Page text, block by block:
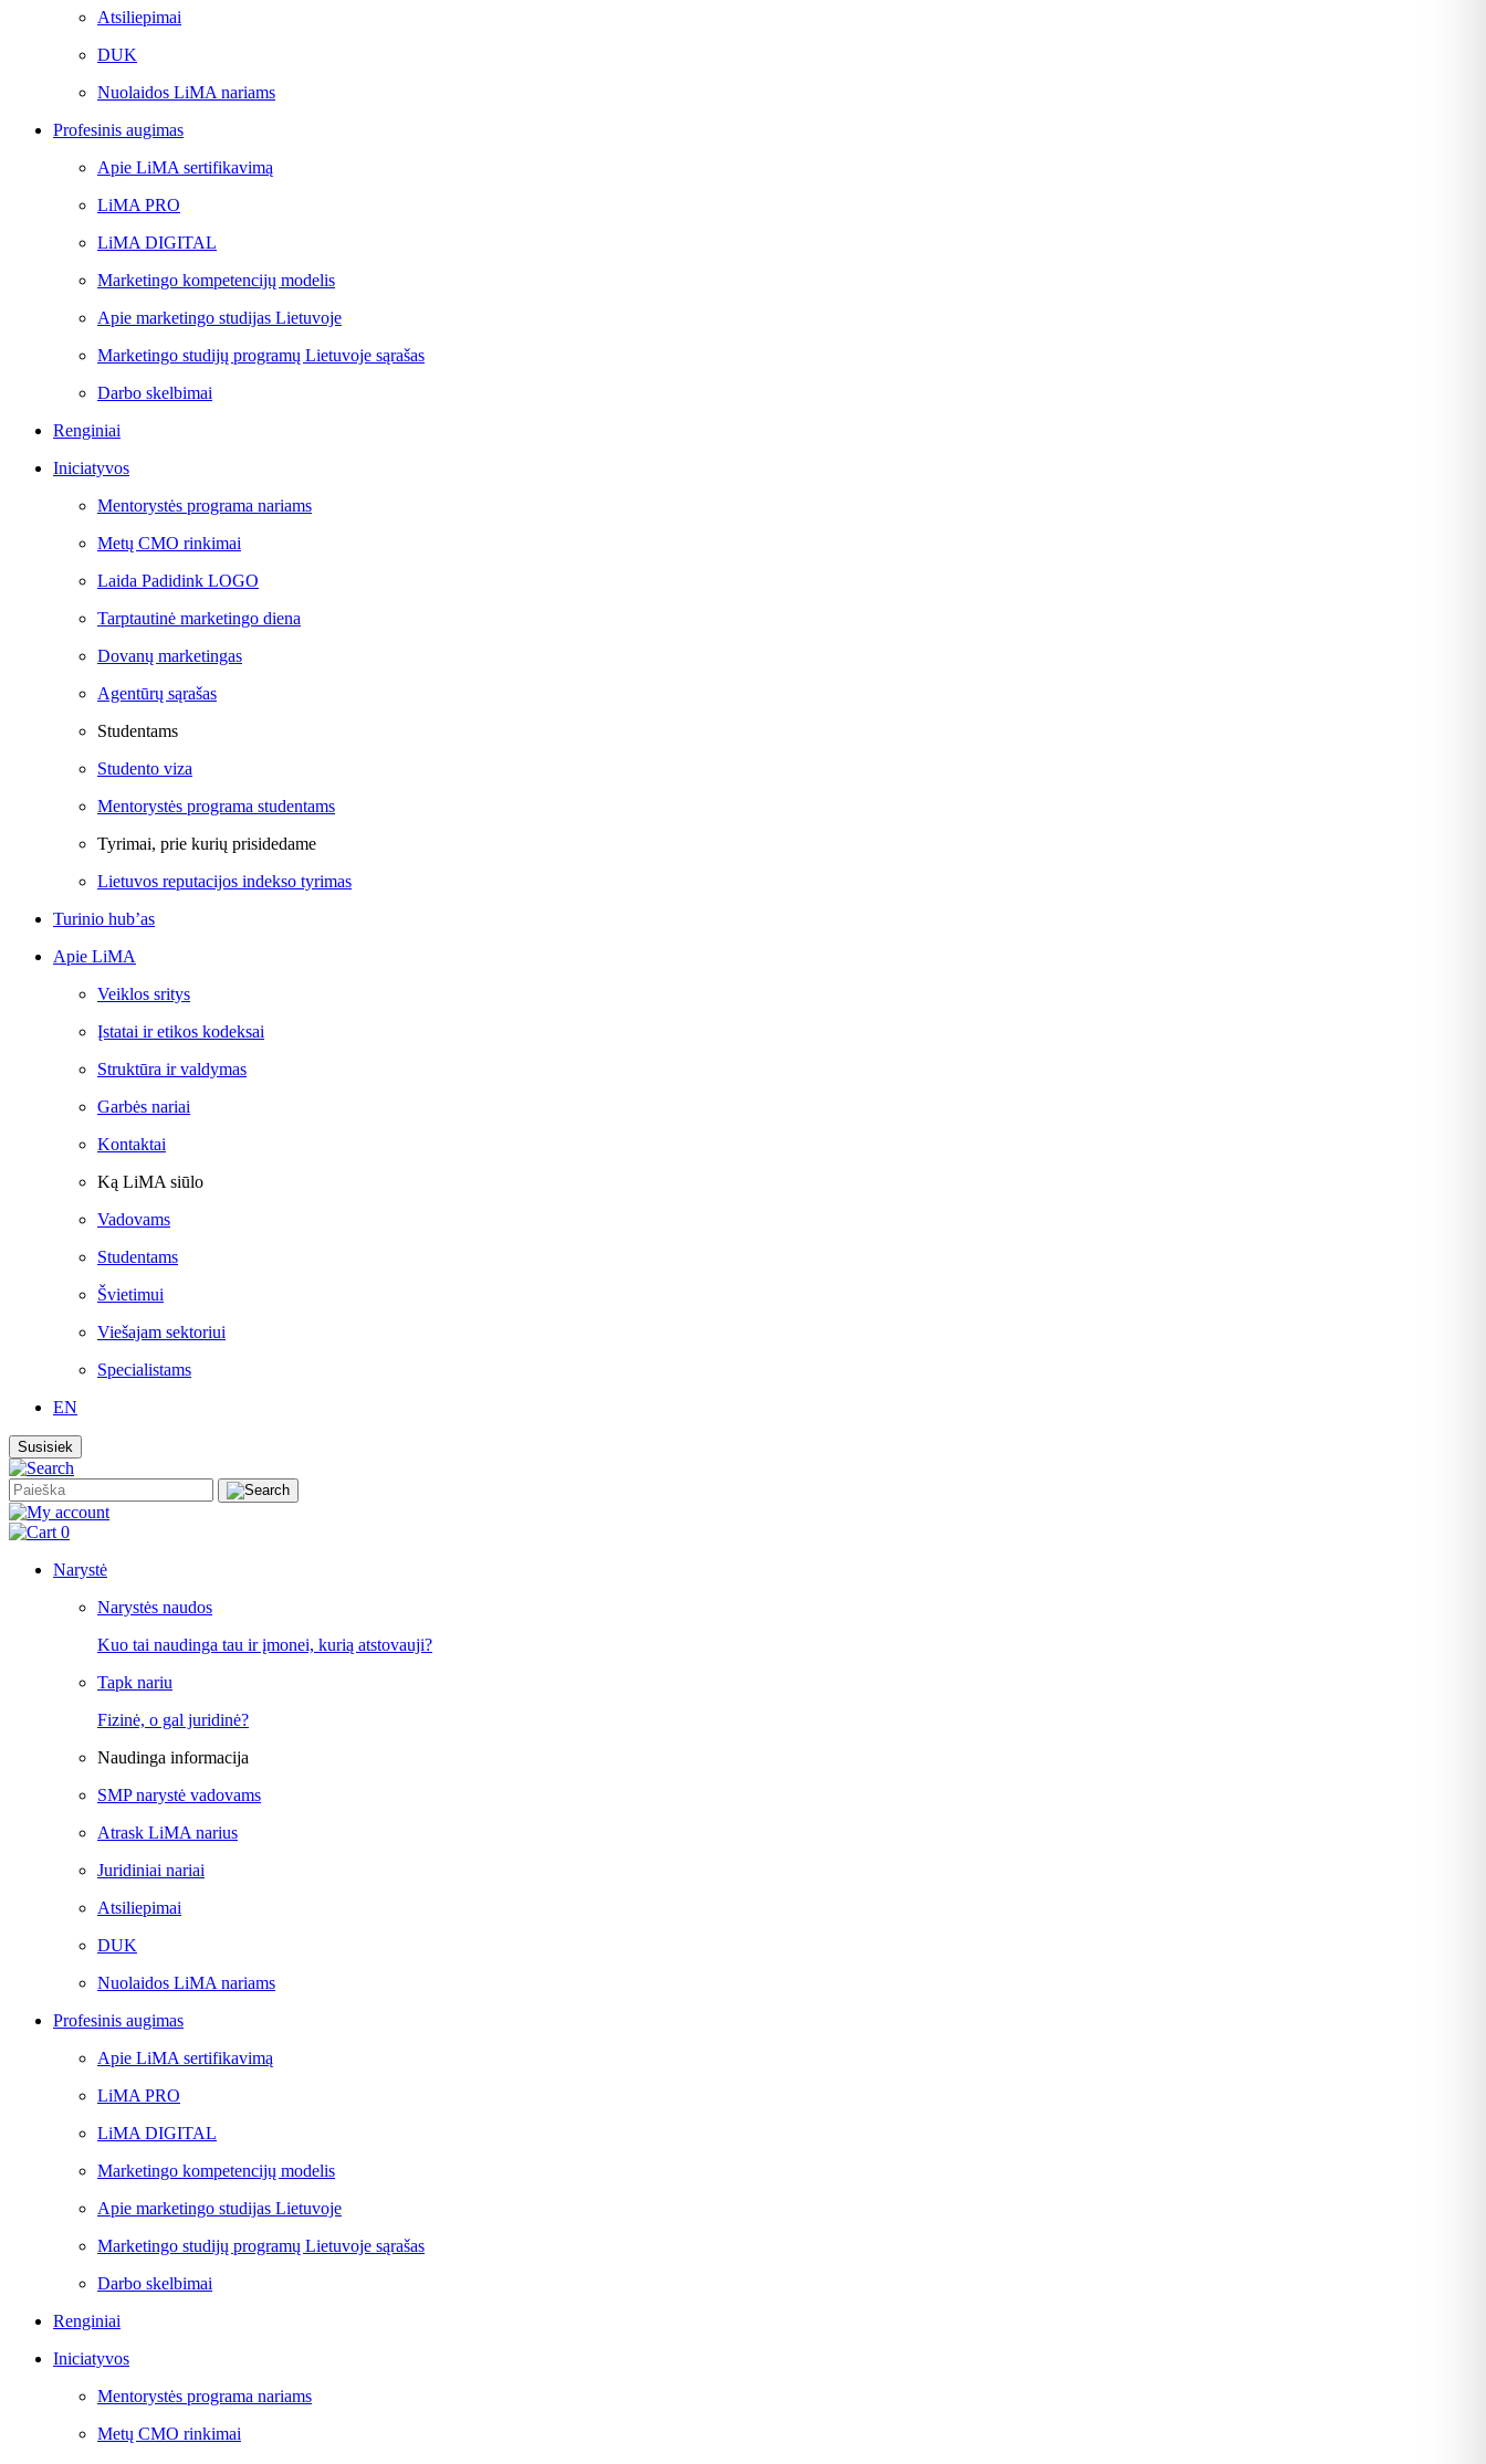
Atsiliepimai
DUK
Nuolaidos LiMA nariams
Profesinis augimas
Apie LiMA sertifikavimą
LiMA PRO
LiMA DIGITAL
Marketingo kompetencijų modelis
Apie marketingo studijas Lietuvoje
Marketingo studijų programų Lietuvoje sąrašas
Darbo skelbimai
Renginiai
Iniciatyvos
Mentorystės programa nariams
Metų CMO rinkimai
Laida Padidink LOGO
Tarptautinė marketingo diena
Dovanų marketingas
Agentūrų sąrašas
Studentams
Studento viza
Mentorystės programa studentams
Tyrimai, prie kurių prisidedame
Lietuvos reputacijos indekso tyrimas
Turinio hub’as
Apie LiMA
Veiklos sritys
Įstatai ir etikos kodeksai
Struktūra ir valdymas
Garbės nariai
Kontaktai
Ką LiMA siūlo
Vadovams
Studentams
Švietimui
Viešajam sektoriui
Specialistams
EN
Susisiek
0
Narystė
Narystės naudos
Kuo tai naudinga tau ir įmonei, kurią atstovauji?
Tapk nariu
Fizinė, o gal juridinė?
Naudinga informacija
SMP narystė vadovams
Atrask LiMA narius
Juridiniai nariai
Atsiliepimai
DUK
Nuolaidos LiMA nariams
Profesinis augimas
Apie LiMA sertifikavimą
LiMA PRO
LiMA DIGITAL
Marketingo kompetencijų modelis
Apie marketingo studijas Lietuvoje
Marketingo studijų programų Lietuvoje sąrašas
Darbo skelbimai
Renginiai
Iniciatyvos
Mentorystės programa nariams
Metų CMO rinkimai